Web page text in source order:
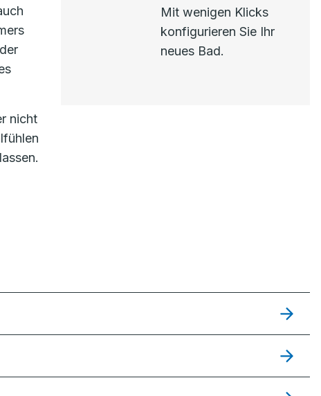
nicht
Mit wenigen Klicks
konfigurieren Sie Ihr
neues Bad.